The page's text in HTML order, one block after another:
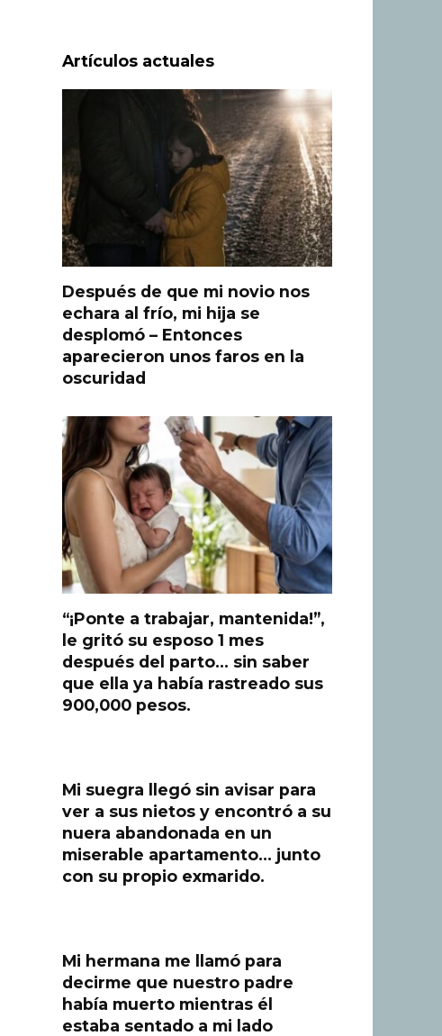
Artículos actuales
Después de que mi novio nos
echara al frío, mi hija se
desplomó – Entonces
aparecieron unos faros en la
oscuridad
“¡Ponte a trabajar, mantenida!”,
le gritó su esposo 1 mes
después del parto… sin saber
que ella ya había rastreado sus
900,000 pesos.
Mi suegra llegó sin avisar para
ver a sus nietos y encontró a su
nuera abandonada en un
miserable apartamento… junto
con su propio exmarido.
Mi hermana me llamó para
decirme que nuestro padre
había muerto mientras él
estaba sentado a mi lado